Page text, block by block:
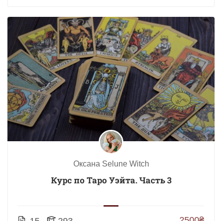
Оксана Selune Witch
Курс по Таро Уэйта. Часть 3